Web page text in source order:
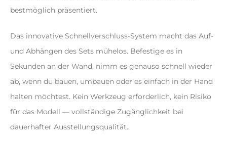
bestmöglich präsentiert.
Das innovative Schnellverschluss-System macht das Auf-
und Abhängen des Sets mühelos. Befestige es in
Sekunden an der Wand, nimm es genauso schnell wieder
ab, wenn du bauen, umbauen oder es einfach in der Hand
halten möchtest. Kein Werkzeug erforderlich, kein Risiko
für das Modell — vollständige Zugänglichkeit bei
dauerhafter Ausstellungsqualität.